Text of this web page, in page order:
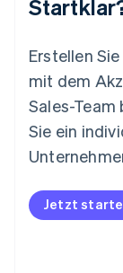
Erstellen
mit dem
Sales-
Sie ein
Jetzt
Mexiko
English
Nederlands
Norwegen
English
Österreich
Polen
English
Portugal